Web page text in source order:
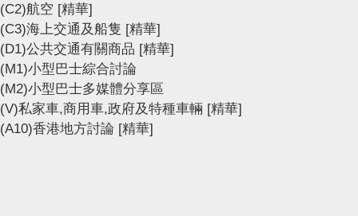
(C2)航空 [精華]
(C3)海上交通及船隻 [精華]
(D1)公共交通有關商品 [精華]
(M1)小型巴士綜合討論
(M2)小型巴士多媒體分享區
(V)私家車,商用車,政府及特種車輛 [精華]
(A10)香港地方討論 [精華]